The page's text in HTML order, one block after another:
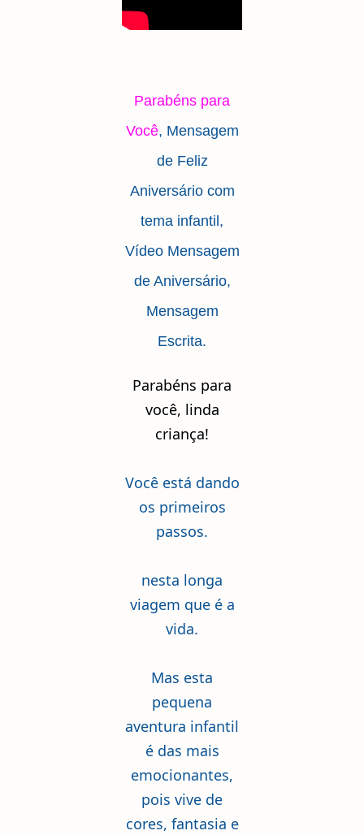
Parabéns para
Você, Mensagem
de Feliz
Aniversário com
tema infantil,
Vídeo Mensagem
de Aniversário,
Mensagem
Escrita.
Parabéns para
você, linda
criança!
Você está dando
os primeiros
passos.
nesta longa
viagem que é a
vida.
Mas esta
pequena
aventura infantil
é das mais
emocionantes,
pois vive de
cores, fantasia e